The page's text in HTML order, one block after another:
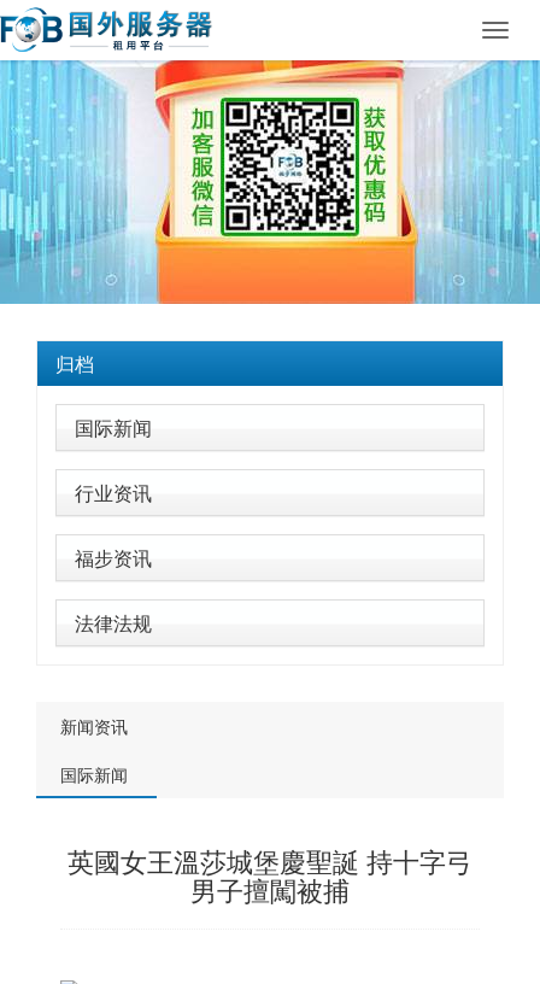
归档
国际新闻
行业资讯
福步资讯
法律法规
新闻资讯
国际新闻
英國女王溫莎城堡慶聖誕 持十字弓
男子擅闖被捕